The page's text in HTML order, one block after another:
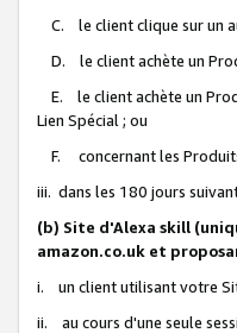
C. le client clique sur un
D. le client achète un
E. le client achète un
Lien Spécial ; ou
F. concernant les
iii. dans les 180 jours
(b) Site d'Alexa skill
amazon.co.uk et
i. un client utilisant votre
ii. au cours d'une seule